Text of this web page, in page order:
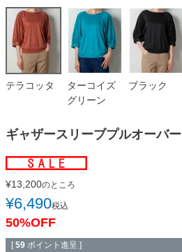
テラコッタ
ターコイズ
グリーン
ブラック
ギャザースリーブプルオーバー
¥13,200のところ
¥6,490税込
50%OFF
[ 59 ポイント進呈 ]